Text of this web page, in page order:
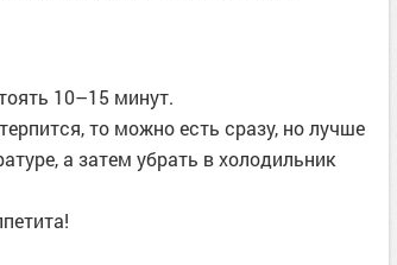
10–15 минут.
то можно есть сразу, но лучше
а затем убрать в холодильник